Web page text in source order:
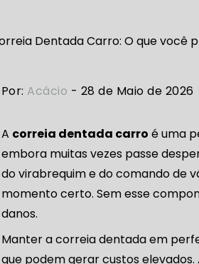
PRÓXIMO DE MIM AUTO
DENTADA CORREIA
Por: Acácio - 28 de Maio de 2026
A correia dentada carro é uma
embora muitas vezes passe
do virabrequim e do comando de
momento certo. Sem esse
danos.
Manter a correia dentada em
que podem gerar custos